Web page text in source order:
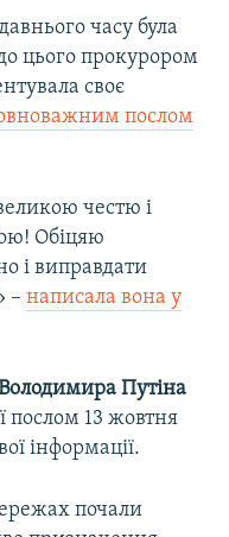
часу була
цього прокурором
своє
послом
честю і
Обіцяю
і виправдати
– написала вона у
Путіна
послом 13 жовтня
інформації.
почали